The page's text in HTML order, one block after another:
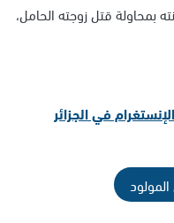
بمحاولة قتل زوجته الحامل،
في الجزائر